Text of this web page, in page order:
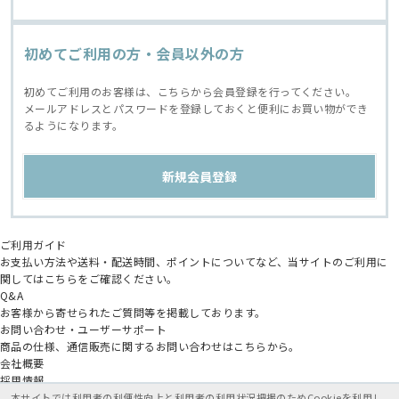
初めてご利用の方・会員以外の方
初めてご利用のお客様は、こちらから会員登録を行ってください。
メールアドレスとパスワードを登録しておくと便利にお買い物ができ
るようになります。
ご利用ガイド
お支払い方法や送料・配送時間、ポイントについてなど、当サイトのご利用に
関してはこちらをご確認ください。
Q&A
お客様から寄せられたご質問等を掲載しております。
お問い合わせ・ユーザーサポート
商品の仕様、通信販売に関するお問い合わせはこちらから。
会社概要
採用情報